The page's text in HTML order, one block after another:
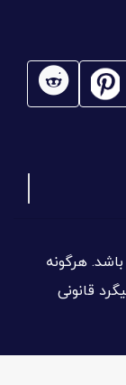
هرگونه
قانونی